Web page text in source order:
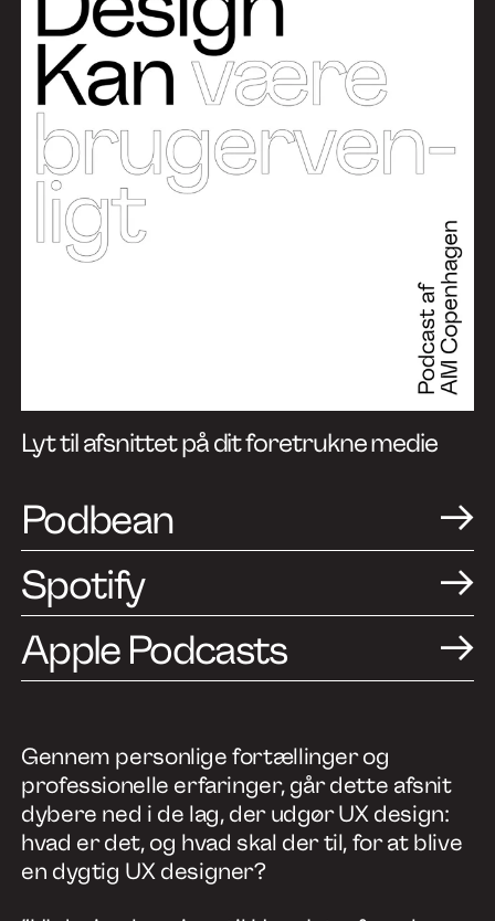
Arbejde
Services
Kontakt
Gennem personlige fortællinger og
professionelle erfaringer, går dette afsnit
dybere ned i de lag, der udgør UX design:
hvad er det, og hvad skal der til, for at blive
en dygtig UX designer?
Lyt til afsnittet på dit foretrukne medie
Podbean
Spotify
Apple Podcasts